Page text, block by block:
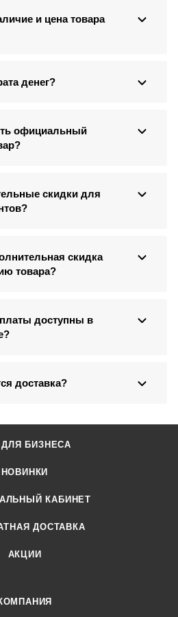
и цена товара
денег?
официальный
скидки для
скидка
товара?
доступны в
доставка?
БИЗНЕСА
НОВИНКИ
КАБИНЕТ
ДОСТАВКА
АКЦИИ